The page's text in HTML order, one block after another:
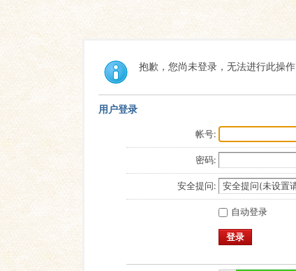
抱歉，您尚未登录，无法进行此操作
用户登录
帐号:
密码:
安全提问:
自动登录
登录